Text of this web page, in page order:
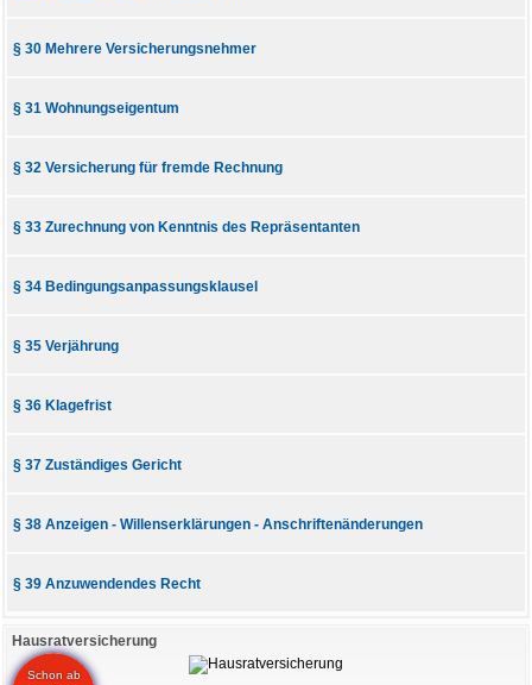
§ 30 Mehrere Versicherungsnehmer
§ 31 Wohnungseigentum
§ 32 Versicherung für fremde Rechnung
§ 33 Zurechnung von Kenntnis des Repräsentanten
§ 34 Bedingungsanpassungsklausel
§ 35 Verjährung
§ 36 Klagefrist
§ 37 Zuständiges Gericht
§ 38 Anzeigen - Willenserklärungen - Anschriftenänderungen
§ 39 Anzuwendendes Recht
Hausratversicherung
Schon ab